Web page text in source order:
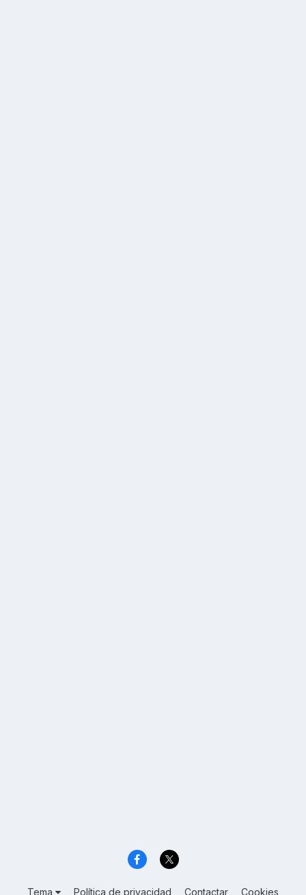
Tema Política de privacidad Contactar Cookies